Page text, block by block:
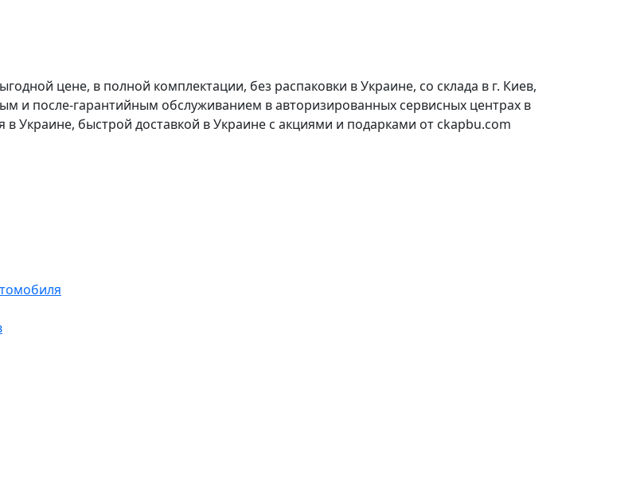
цене, в полной комплектации, без распаковки в Украине, со склада в г. Киев,
и после-гарантийным обслуживанием в авторизированных сервисных центрах в
Украине, быстрой доставкой в Украине с акциями и подарками от ckapbu.com